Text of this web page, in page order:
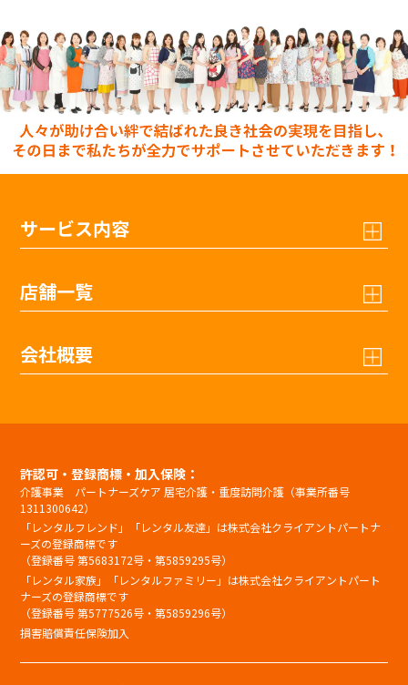
サービス内容
店舗一覧
会社概要
許認可・登録商標・加入保険：
介護事業 パートナーズケア 居宅介護・重度訪問介護（事業所番号
1311300642）
「レンタルフレンド」「レンタル友達」は株式会社クライアントパートナ
ーズの登録商標です
（登録番号 第5683172号・第5859295号）
「レンタル家族」「レンタルファミリー」は株式会社クライアントパート
ナーズの登録商標です
（登録番号 第5777526号・第5859296号）
損害賠償責任保険加入